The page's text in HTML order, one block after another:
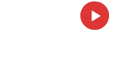
Audio
Player